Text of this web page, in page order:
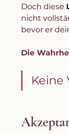
Doch diese
nicht
bevor er
Die
Keine